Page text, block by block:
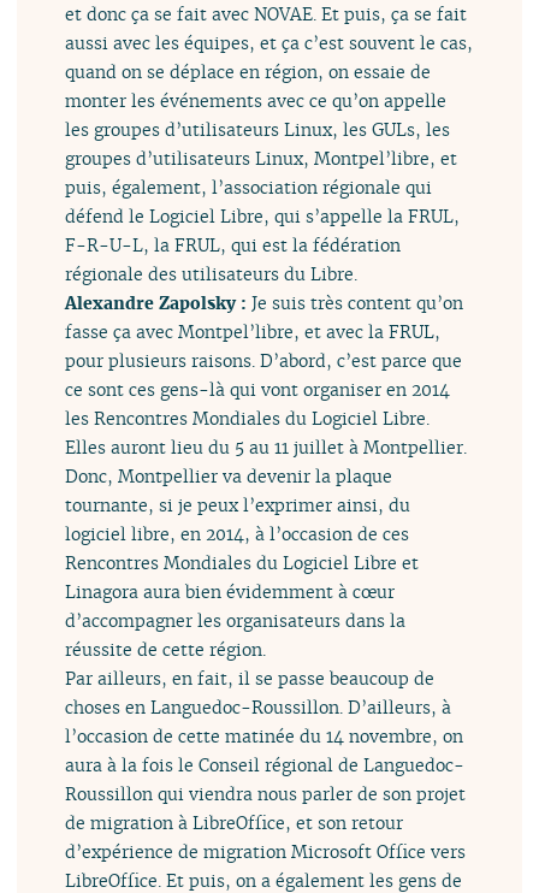
et donc ça se fait avec NOVAE. Et puis, ça se fait
aussi avec les équipes, et ça c’est souvent le cas,
quand on se déplace en région, on essaie de
monter les événements avec ce qu’on appelle
les groupes d’utilisateurs Linux, les GULs, les
groupes d’utilisateurs Linux, Montpel’libre, et
puis, également, l’association régionale qui
défend le Logiciel Libre, qui s’appelle la FRUL,
F-R-U-L, la FRUL, qui est la fédération
régionale des utilisateurs du Libre.
Alexandre Zapolsky : Je suis très content qu’on
fasse ça avec Montpel’libre, et avec la FRUL,
pour plusieurs raisons. D’abord, c’est parce que
ce sont ces gens-là qui vont organiser en 2014
les Rencontres Mondiales du Logiciel Libre.
Elles auront lieu du 5 au 11 juillet à Montpellier.
Donc, Montpellier va devenir la plaque
tournante, si je peux l’exprimer ainsi, du
logiciel libre, en 2014, à l’occasion de ces
Rencontres Mondiales du Logiciel Libre et
Linagora aura bien évidemment à cœur
d’accompagner les organisateurs dans la
réussite de cette région.
Par ailleurs, en fait, il se passe beaucoup de
choses en Languedoc-Roussillon. D’ailleurs, à
l’occasion de cette matinée du 14 novembre, on
aura à la fois le Conseil régional de Languedoc-
Roussillon qui viendra nous parler de son projet
de migration à LibreOffice, et son retour
d’expérience de migration Microsoft Office vers
LibreOffice. Et puis, on a également les gens de